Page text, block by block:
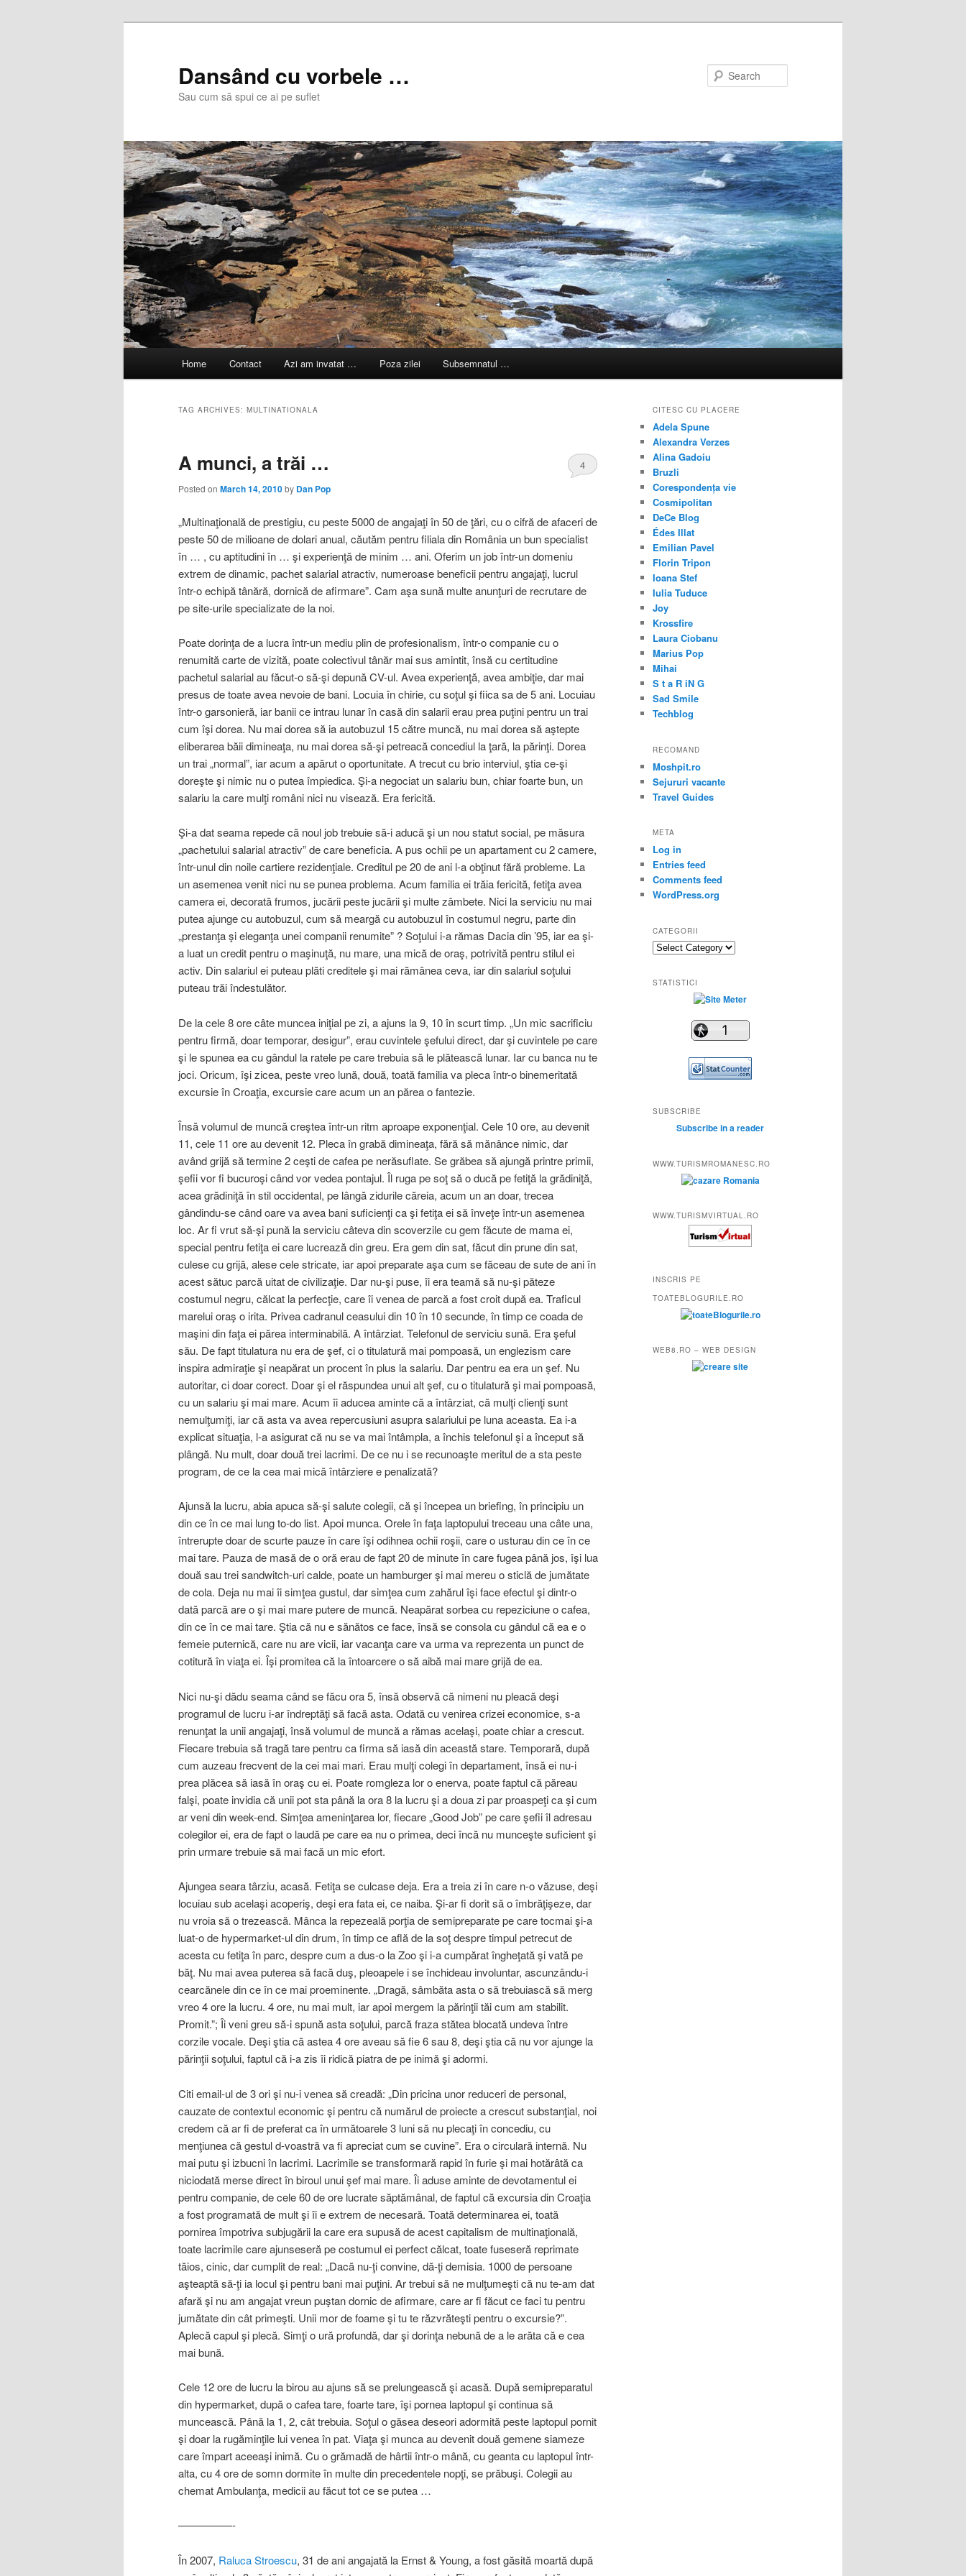
Dansând cu vorbele …
Sau cum să spui ce ai pe suflet
Home Contact Azi am invatat … Poza zilei Subsemnatul …
TAG ARCHIVES: MULTINATIONALA
A munci, a trăi …
Posted on March 14, 2010by Dan Pop
4
„Multinaţională de prestigiu, cu peste 5000 de angajaţi în 50 de ţări, cu o cifră de afaceri de
peste 50 de milioane de dolari anual, căutăm pentru filiala din România un bun specialist
în … , cu aptitudini în … şi experienţă de minim … ani. Oferim un job într-un domeniu
extrem de dinamic, pachet salarial atractiv, numeroase beneficii pentru angajaţi, lucrul
într-o echipă tânără, dornică de afirmare”. Cam aşa sună multe anunţuri de recrutare de
pe site-urile specializate de la noi.
Poate dorinţa de a lucra într-un mediu plin de profesionalism, într-o companie cu o
renumită carte de vizită, poate colectivul tânăr mai sus amintit, însă cu certitudine
pachetul salarial au făcut-o să-şi depună CV-ul. Avea experienţă, avea ambiţie, dar mai
presus de toate avea nevoie de bani. Locuia în chirie, cu soţul şi fiica sa de 5 ani. Locuiau
într-o garsonieră, iar banii ce intrau lunar în casă din salarii erau prea puţini pentru un trai
cum îşi dorea. Nu mai dorea să ia autobuzul 15 către muncă, nu mai dorea să aştepte
eliberarea băii dimineaţa, nu mai dorea să-şi petreacă concediul la ţară, la părinţi. Dorea
un trai „normal”, iar acum a apărut o oportunitate. A trecut cu brio interviul, ştia ce-şi
doreşte şi nimic nu o putea împiedica. Şi-a negociat un salariu bun, chiar foarte bun, un
salariu la care mulţi români nici nu visează. Era fericită.
Şi-a dat seama repede că noul job trebuie să-i aducă şi un nou statut social, pe măsura
„pachetului salarial atractiv” de care beneficia. A pus ochii pe un apartament cu 2 camere,
într-unul din noile cartiere rezidenţiale. Creditul pe 20 de ani l-a obţinut fără probleme. La
un asemenea venit nici nu se punea problema. Acum familia ei trăia fericită, fetiţa avea
camera ei, decorată frumos, jucării peste jucării şi multe zâmbete. Nici la serviciu nu mai
putea ajunge cu autobuzul, cum să meargă cu autobuzul în costumul negru, parte din
„prestanţa şi eleganţa unei companii renumite” ? Soţului i-a rămas Dacia din ’95, iar ea şi-
a luat un credit pentru o maşinuţă, nu mare, una mică de oraş, potrivită pentru stilul ei
activ. Din salariul ei puteau plăti creditele şi mai rămânea ceva, iar din salariul soţului
puteau trăi îndestulător.
De la cele 8 ore câte muncea iniţial pe zi, a ajuns la 9, 10 în scurt timp. „Un mic sacrificiu
pentru firmă, doar temporar, desigur”, erau cuvintele şefului direct, dar şi cuvintele pe care
şi le spunea ea cu gândul la ratele pe care trebuia să le plătească lunar. Iar cu banca nu te
joci. Oricum, îşi zicea, peste vreo lună, două, toată familia va pleca într-o binemeritată
excursie în Croaţia, excursie care acum un an părea o fantezie.
Însă volumul de muncă creştea într-un ritm aproape exponenţial. Cele 10 ore, au devenit
11, cele 11 ore au devenit 12. Pleca în grabă dimineaţa, fără să mănânce nimic, dar
având grijă să termine 2 ceşti de cafea pe nerăsuflate. Se grăbea să ajungă printre primii,
şefii vor fi bucuroşi când vor vedea pontajul. Îl ruga pe soţ să o ducă pe fetiţă la grădiniţă,
acea grădiniţă în stil occidental, pe lângă zidurile căreia, acum un an doar, trecea
gândindu-se când oare va avea bani suficienţi ca şi fetiţa ei să înveţe într-un asemenea
loc. Ar fi vrut să-şi pună la serviciu câteva din scoverzile cu gem făcute de mama ei,
special pentru fetiţa ei care lucrează din greu. Era gem din sat, făcut din prune din sat,
culese cu grijă, alese cele stricate, iar apoi preparate aşa cum se făceau de sute de ani în
acest sătuc parcă uitat de civilizaţie. Dar nu-şi puse, îi era teamă să nu-şi păteze
costumul negru, călcat la perfecţie, care îi venea de parcă a fost croit după ea. Traficul
marelui oraş o irita. Privea cadranul ceasului din 10 în 10 secunde, în timp ce coada de
maşini din faţa ei părea interminabilă. A întârziat. Telefonul de serviciu sună. Era şeful
său. De fapt titulatura nu era de şef, ci o titulatură mai pompoasă, un englezism care
inspira admiraţie şi neapărat un procent în plus la salariu. Dar pentru ea era un şef. Nu
autoritar, ci doar corect. Doar şi el răspundea unui alt şef, cu o titulatură şi mai pompoasă,
cu un salariu şi mai mare. Acum îi aducea aminte că a întârziat, că mulţi clienţi sunt
nemulţumiţi, iar că asta va avea repercusiuni asupra salariului pe luna aceasta. Ea i-a
explicat situaţia, l-a asigurat că nu se va mai întâmpla, a închis telefonul şi a început să
plângă. Nu mult, doar două trei lacrimi. De ce nu i se recunoaşte meritul de a sta peste
program, de ce la cea mai mică întârziere e penalizată?
Ajunsă la lucru, abia apuca să-şi salute colegii, că şi începea un briefing, în principiu un
din ce în ce mai lung to-do list. Apoi munca. Orele în faţa laptopului treceau una câte una,
întrerupte doar de scurte pauze în care îşi odihnea ochii roşii, care o usturau din ce în ce
mai tare. Pauza de masă de o oră erau de fapt 20 de minute în care fugea până jos, îşi lua
două sau trei sandwitch-uri calde, poate un hamburger şi mai mereu o sticlă de jumătate
de cola. Deja nu mai îi simţea gustul, dar simţea cum zahărul îşi face efectul şi dintr-o
dată parcă are o şi mai mare putere de muncă. Neapărat sorbea cu repeziciune o cafea,
din ce în ce mai tare. Ştia că nu e sănătos ce face, însă se consola cu gândul că ea e o
femeie puternică, care nu are vicii, iar vacanţa care va urma va reprezenta un punct de
cotitură în viaţa ei. Îşi promitea că la întoarcere o să aibă mai mare grijă de ea.
Nici nu-şi dădu seama când se făcu ora 5, însă observă că nimeni nu pleacă deşi
programul de lucru i-ar îndreptăţi să facă asta. Odată cu venirea crizei economice, s-a
renunţat la unii angajaţi, însă volumul de muncă a rămas acelaşi, poate chiar a crescut.
Fiecare trebuia să tragă tare pentru ca firma să iasă din această stare. Temporară, după
cum auzeau frecvent de la cei mai mari. Erau mulţi colegi în departament, însă ei nu-i
prea plăcea să iasă în oraş cu ei. Poate romgleza lor o enerva, poate faptul că păreau
falşi, poate invidia că unii pot sta până la ora 8 la lucru şi a doua zi par proaspeţi ca şi cum
ar veni din week-end. Simţea ameninţarea lor, fiecare „Good Job” pe care şefii îl adresau
colegilor ei, era de fapt o laudă pe care ea nu o primea, deci încă nu munceşte suficient şi
prin urmare trebuie să mai facă un mic efort.
Ajungea seara târziu, acasă. Fetiţa se culcase deja. Era a treia zi în care n-o văzuse, deşi
locuiau sub acelaşi acoperiş, deşi era fata ei, ce naiba. Şi-ar fi dorit să o îmbrăţişeze, dar
nu vroia să o trezească. Mânca la repezeală porţia de semipreparate pe care tocmai şi-a
luat-o de hypermarket-ul din drum, în timp ce află de la soţ despre timpul petrecut de
acesta cu fetiţa în parc, despre cum a dus-o la Zoo şi i-a cumpărat îngheţată şi vată pe
băţ. Nu mai avea puterea să facă duş, pleoapele i se închideau involuntar, ascunzându-i
cearcănele din ce în ce mai proeminente. „Dragă, sâmbăta asta o să trebuiască să merg
vreo 4 ore la lucru. 4 ore, nu mai mult, iar apoi mergem la părinţii tăi cum am stabilit.
Promit.”; Îi veni greu să-i spună asta soţului, parcă fraza stătea blocată undeva între
corzile vocale. Deşi ştia că astea 4 ore aveau să fie 6 sau 8, deşi ştia că nu vor ajunge la
părinţii soţului, faptul că i-a zis îi ridică piatra de pe inimă şi adormi.
Citi email-ul de 3 ori şi nu-i venea să creadă: „Din pricina unor reduceri de personal,
cauzate de contextul economic şi pentru că numărul de proiecte a crescut substanţial, noi
credem că ar fi de preferat ca în următoarele 3 luni să nu plecaţi în concediu, cu
menţiunea că gestul d-voastră va fi apreciat cum se cuvine”. Era o circulară internă. Nu
mai putu şi izbucni în lacrimi. Lacrimile se transformară rapid în furie şi mai hotărâtă ca
niciodată merse direct în biroul unui şef mai mare. Îi aduse aminte de devotamentul ei
pentru companie, de cele 60 de ore lucrate săptămânal, de faptul că excursia din Croaţia
a fost programată de mult şi îi e extrem de necesară. Toată determinarea ei, toată
pornirea împotriva subjugării la care era supusă de acest capitalism de multinaţională,
toate lacrimile care ajunseseră pe costumul ei perfect călcat, toate fuseseră reprimate
tăios, cinic, dar cumplit de real: „Dacă nu-ţi convine, dă-ţi demisia. 1000 de persoane
aşteaptă să-ţi ia locul şi pentru bani mai puţini. Ar trebui să ne mulţumeşti că nu te-am dat
afară şi nu am angajat vreun puştan dornic de afirmare, care ar fi făcut ce faci tu pentru
jumătate din cât primeşti. Unii mor de foame şi tu te răzvrăteşti pentru o excursie?”.
Aplecă capul şi plecă. Simţi o ură profundă, dar şi dorinţa nebună de a le arăta că e cea
mai bună.
Cele 12 ore de lucru la birou au ajuns să se prelungească şi acasă. După semipreparatul
din hypermarket, după o cafea tare, foarte tare, îşi pornea laptopul şi continua să
muncească. Până la 1, 2, cât trebuia. Soţul o găsea deseori adormită peste laptopul pornit
şi doar la rugăminţile lui venea în pat. Viaţa şi munca au devenit două gemene siameze
care împart aceeaşi inimă. Cu o grămadă de hârtii într-o mână, cu geanta cu laptopul într-
alta, cu 4 ore de somn dormite în multe din precedentele nopţi, se prăbuşi. Colegii au
chemat Ambulanţa, medicii au făcut tot ce se putea …
—————-
În 2007, Raluca Stroescu, 31 de ani angajată la Ernst & Young, a fost găsită moartă după
CITESC CU PLACERE
Adela Spune
Alexandra Verzes
Alina Gadoiu
Bruzli
Corespondența vie
Cosmipolitan
DeCe Blog
Édes Illat
Emilian Pavel
Florin Tripon
Ioana Stef
Iulia Tuduce
Joy
Krossfire
Laura Ciobanu
Marius Pop
Mihai
S t a R iN G
Sad Smile
Techblog
RECOMAND
Moshpit.ro
Sejururi vacante
Travel Guides
META
Log in
Entries feed
Comments feed
WordPress.org
CATEGORII
Categorii
STATISTICI
SUBSCRIBE
Subscribe in a reader
WWW.TURISMROMANESC.RO
WWW.TURISMVIRTUAL.RO
INSCRIS PE
TOATEBLOGURILE.RO
WEB8.RO – WEB DESIGN